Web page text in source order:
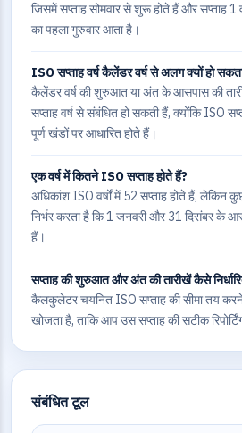
जिसमें सप्ताह सोमवार से शुरू होते हैं और सप्ताह 1
का पहला गुरुवार आता है।
ISO सप्ताह वर्ष कैलेंडर वर्ष से अलग क्यों हो
कैलेंडर वर्ष की शुरुआत या अंत के आसपास की
सप्ताह वर्ष से संबंधित हो सकती हैं, क्योंकि ISO
पूर्ण खंडों पर आधारित होते हैं।
एक वर्ष में कितने ISO सप्ताह होते हैं?
अधिकांश ISO वर्षों में 52 सप्ताह होते हैं, लेकिन
निर्भर करता है कि 1 जनवरी और 31 दिसंबर के
हैं।
सप्ताह की शुरुआत और अंत की तारीखें कैसे
कैलकुलेटर चयनित ISO सप्ताह की सीमा तय करने
खोजता है, ताकि आप उस सप्ताह की सटीक
संबंधित टूल